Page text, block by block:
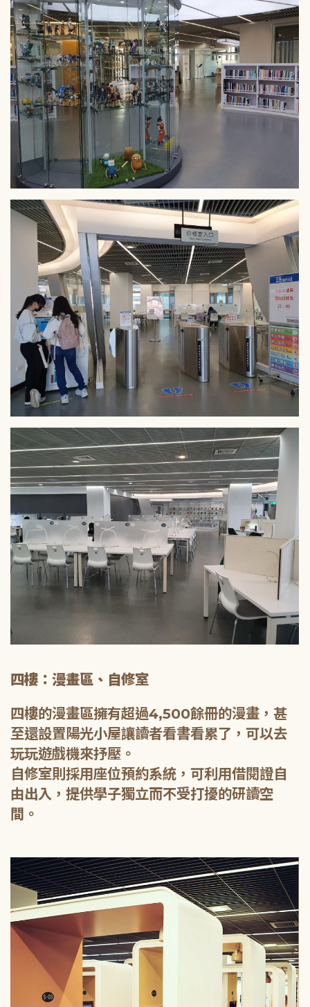
四樓：漫畫區、自修室
四樓的漫畫區擁有超過4,500餘冊的漫畫，甚
至還設置陽光小屋讓讀者看書看累了，可以去
玩玩遊戲機來抒壓。
自修室則採用座位預約系統，可利用借閱證自
由出入，提供學子獨立而不受打擾的研讀空
間。